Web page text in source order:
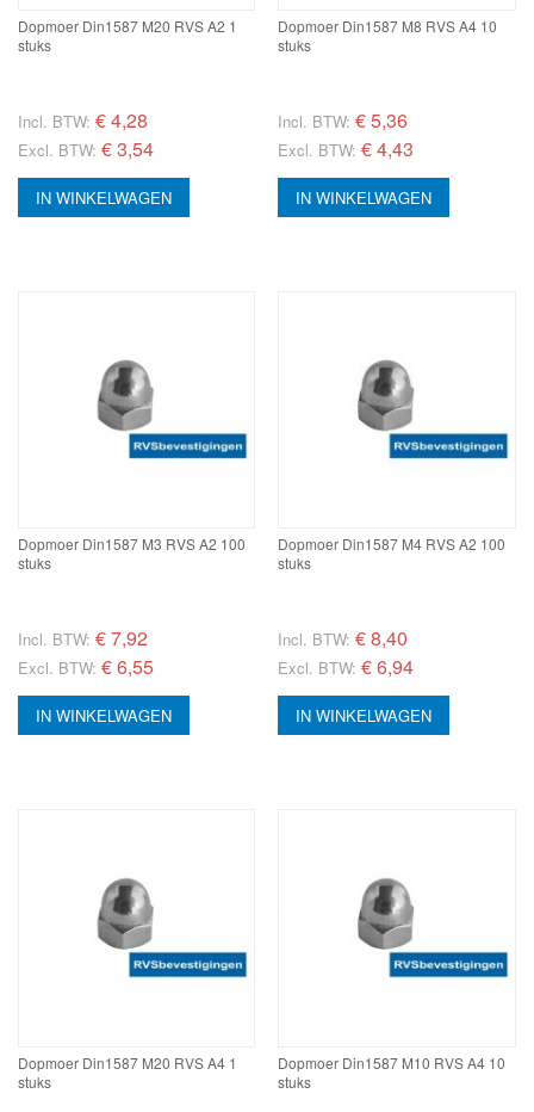
Dopmoer Din1587 M20 RVS A2 1
stuks
Incl. BTW: €4,28
Excl. BTW: € 3,54
IN WINKELWAGEN
Dopmoer Din1587 M8 RVS A4 10
stuks
Incl. BTW: €5,36
Excl. BTW: € 4,43
IN WINKELWAGEN
Dopmoer Din1587 M3 RVS A2 100
stuks
Incl. BTW: €7,92
Excl. BTW: € 6,55
IN WINKELWAGEN
Dopmoer Din1587 M4 RVS A2 100
stuks
Incl. BTW: €8,40
Excl. BTW: € 6,94
IN WINKELWAGEN
Dopmoer Din1587 M20 RVS A4 1
stuks
Dopmoer Din1587 M10 RVS A4 10
stuks